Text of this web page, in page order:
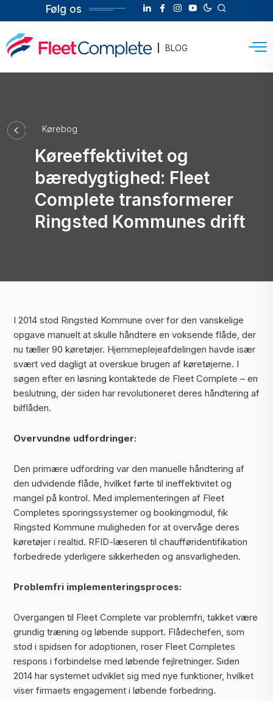
Følg os
BLOG
Kørebog
Køreeffektivitet og
bæredygtighed: Fleet
Complete transformerer
Ringsted Kommunes drift
I 2014 stod Ringsted Kommune over for den vanskelige
opgave manuelt at skulle håndtere en voksende flåde, der
nu tæller 90 køretøjer. Hjemmeplejeafdelingen havde især
svært ved dagligt at overskue brugen af køretøjerne. I
søgen efter en løsning kontaktede de Fleet Complete – en
beslutning, der siden har revolutioneret deres håndtering af
bilflåden.
Overvundne udfordringer:
Den primære udfordring var den manuelle håndtering af
den udvidende flåde, hvilket førte til ineffektivitet og
mangel på kontrol. Med implementeringen af Fleet
Completes sporingssystemer og bookingmodul, fik
Ringsted Kommune muligheden for at overvåge deres
køretøjer i realtid. RFID-læseren til chaufføridentifikation
forbedrede yderligere sikkerheden og ansvarligheden.
Problemfri implementeringsproces:
Overgangen til Fleet Complete var problemfri, takket være
grundig træning og løbende support. Flådechefen, som
stod i spidsen for adoptionen, roser Fleet Completes
respons i forbindelse med løbende fejlretninger. Siden
2014 har systemet udviklet sig med nye funktioner, hvilket
viser firmaets engagement i løbende forbedring.